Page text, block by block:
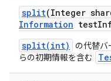
split(Integer
Information test
split(int)
の代替バ
らの初期情報を含む